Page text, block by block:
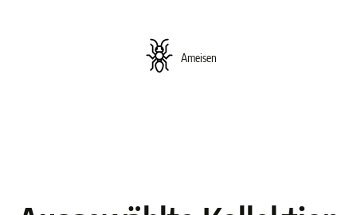
Ameisen